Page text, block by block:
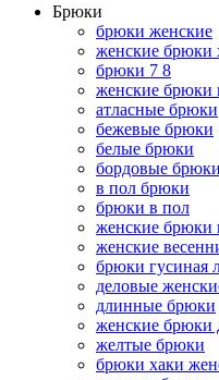
Брюки
брюки женские
женские брюки
брюки 7 8
женские брюки
атласные брюки
бежевые брюки
белые брюки
бордовые брюки
в пол брюки
брюки в пол
женские брюки
женские
брюки гусиная
деловые
длинные брюки
женские брюки
желтые брюки
брюки хаки